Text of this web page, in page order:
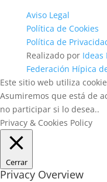
Aviso Legal
Política de Cookies
Política de
Realizado por Ideas
Federación Hípica
Este sitio web utiliza
Asumiremos que está de
no participar si lo desea..
Privacy & Cookies Policy
Cerrar
Privacy Overview